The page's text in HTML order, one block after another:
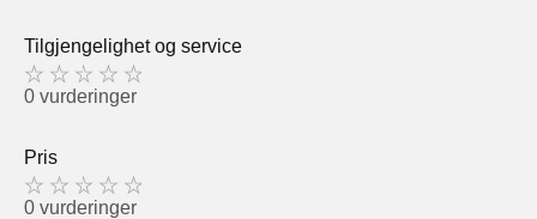
Tilgjengelighet og service
0 vurderinger
Pris
0 vurderinger